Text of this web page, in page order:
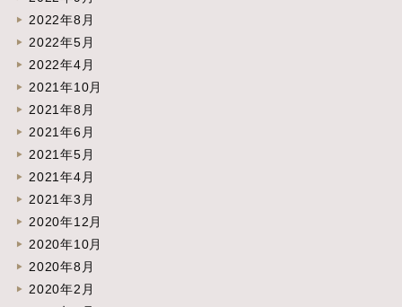
2022年8月
2022年5月
2022年4月
2021年10月
2021年8月
2021年6月
2021年5月
2021年4月
2021年3月
2020年12月
2020年10月
2020年8月
2020年2月